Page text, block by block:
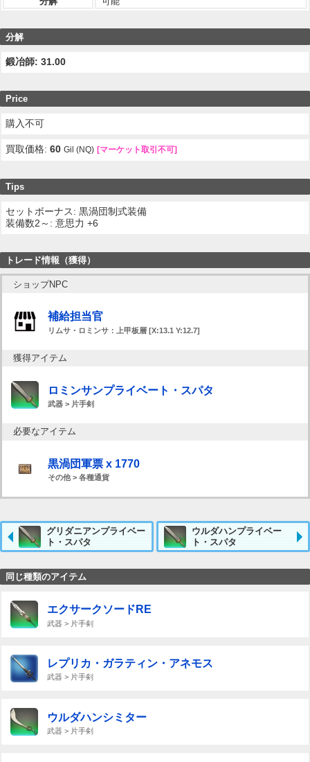
分解
鍛冶師: 31.00
Price
購入不可
買取価格:60 Gil (NQ) [マーケット取引不可]
Tips
セットボーナス: 黒渦団制式装備
装備数2～: 意思力 +6
トレード情報（獲得）
ショップNPC
補給担当官
リムサ・ロミンサ：上甲板層 [X:13.1 Y:12.7]
獲得アイテム
ロミンサンプライベート・スパタ
武器 > 片手剣
必要なアイテム
黒渦団軍票 x 1770
その他 > 各種通貨
グリダニアンプライベー
ト・スパタ
ウルダハンプライベー
ト・スパタ
同じ種類のアイテム
エクサークソードRE
武器 > 片手剣
レプリカ・ガラティン・アネモス
武器 > 片手剣
ウルダハンシミター
武器 > 片手剣